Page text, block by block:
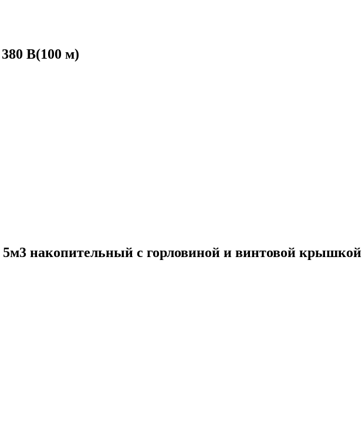
В(100 м)
5м3 накопительный с горловиной и винтовой крышкой